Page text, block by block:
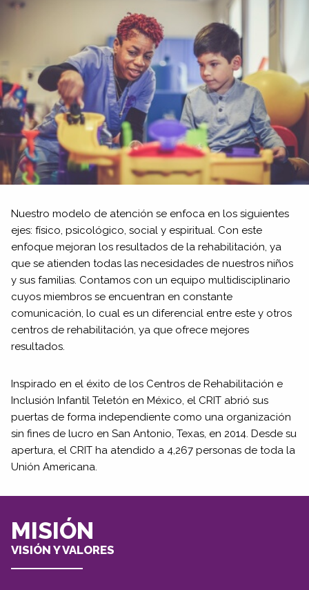
Nuestro modelo de atención se enfoca en los siguientes
ejes: físico, psicológico, social y espiritual. Con este
enfoque mejoran los resultados de la rehabilitación, ya
que se atienden todas las necesidades de nuestros niños
y sus familias. Contamos con un equipo multidisciplinario
cuyos miembros se encuentran en constante
comunicación, lo cual es un diferencial entre este y otros
centros de rehabilitación, ya que ofrece mejores
resultados.
Inspirado en el éxito de los Centros de Rehabilitación e
Inclusión Infantil Teletón en México, el CRIT abrió sus
puertas de forma independiente como una organización
sin fines de lucro en San Antonio, Texas, en 2014. Desde su
apertura, el CRIT ha atendido a 4,267 personas de toda la
Unión Americana.
MISIÓN
VISIÓN Y VALORES